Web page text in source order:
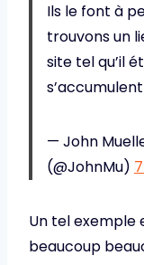
Ils le font à
trouvons un
site tel qu’il
— John
(@JohnMu)
Un tel exemple
beaucoup